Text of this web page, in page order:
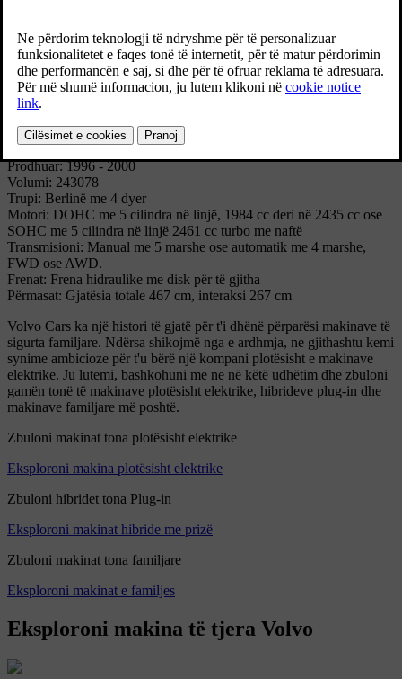
Modeli Volvo S70 është prodhuar deri në vitin 2000.
Modeli: S70
Variantet: AWD, Classic, R
Prodhuar: 1996 - 2000
Volumi: 243078
Trupi: Berlinë me 4 dyer
Motori: DOHC me 5 cilindra në linjë, 1984 cc deri në 2435 cc ose
SOHC me 5 cilindra në linjë 2461 cc turbo me naftë
Transmisioni: Manual me 5 marshe ose automatik me 4 marshe,
FWD ose AWD.
Frenat: Frena hidraulike me disk për të gjitha
Përmasat: Gjatësia totale 467 cm, interaksi 267 cm
Volvo Cars ka një histori të gjatë për t'i dhënë përparësi makinave të
sigurta familjare. Ndërsa shikojmë nga e ardhmja, ne gjithashtu kemi
synime ambicioze për t'u bërë një kompani plotësisht e makinave
elektrike. Ju lutemi, bashkohuni me ne në këtë udhëtim dhe zbuloni
gamën tonë të makinave plotësisht elektrike, hibrideve plug-in dhe
makinave familjare më poshtë.
Zbuloni makinat tona plotësisht elektrike
Eksploroni makina plotësisht elektrike
Zbuloni hibridet tona Plug-in
Eksploroni makinat hibride me prizë
Zbuloni makinat tona familjare
Eksploroni makinat e familjes
Eksploroni makina të tjera Volvo